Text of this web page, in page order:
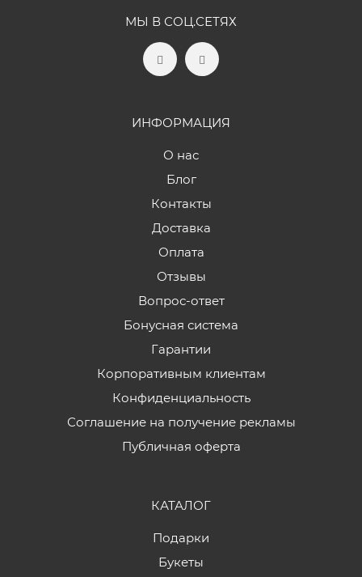
МЫ В СОЦ.СЕТЯХ
ИНФОРМАЦИЯ
О нас
Блог
Контакты
Доставка
Оплата
Отзывы
Вопрос-ответ
Бонусная система
Гарантии
Корпоративным клиентам
Конфиденциальность
Соглашение на получение рекламы
Публичная оферта
КАТАЛОГ
Подарки
Букеты